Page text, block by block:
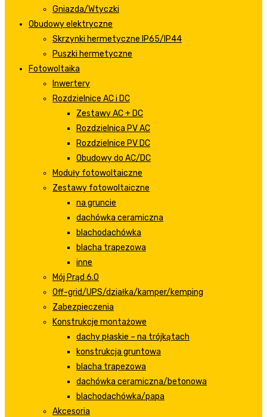
Gniazda/Wtyczki
Obudowy elektryczne
Skrzynki hermetyczne IP65/IP44
Puszki hermetyczne
Fotowoltaika
Inwertery
Rozdzielnice AC i DC
Zestawy AC + DC
Rozdzielnica PV AC
Rozdzielnice PV DC
Obudowy do AC/DC
Moduły fotowoltaiczne
Zestawy fotowoltaiczne
na gruncie
dachówka ceramiczna
blachodachówka
blacha trapezowa
inne
Mój Prąd 6.0
Off-grid/UPS/działka/kamper/kemping
Zabezpieczenia
Konstrukcje montażowe
dachy płaskie – na trójkątach
konstrukcja gruntowa
blacha trapezowa
dachówka ceramiczna/betonowa
blachodachówka/papa
Akcesoria